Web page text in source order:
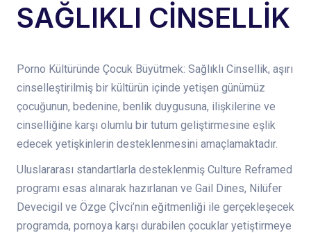
SAĞLIKLI CİNSELLİK
Porno Kültüründe Çocuk Büyütmek: Sağlıklı Cinsellik, aşırı
cinselleştirilmiş bir kültürün içinde yetişen günümüz
çocuğunun, bedenine, benlik duygusuna, ilişkilerine ve
cinselliğine karşı olumlu bir tutum geliştirmesine eşlik
edecek yetişkinlerin desteklenmesini amaçlamaktadır.
Uluslararası standartlarla desteklenmiş Culture Reframed
programı esas alınarak hazırlanan ve Gail Dines, Nilüfer
Devecigil ve Özge Çİvci’nin eğitmenliği ile gerçekleşecek
programda, pornoya karşı durabilen çocuklar yetiştirmeye